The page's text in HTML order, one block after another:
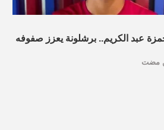
عبد الكريم.. برشلونة يعزز صفوفه
مضت